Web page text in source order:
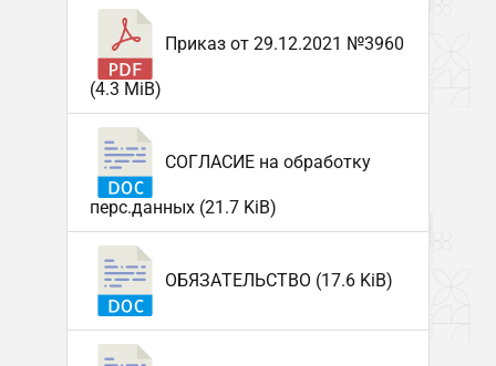
Приказ от 29.12.2021 №3960
(4.3 MiB)
СОГЛАСИЕ на обработку
перс.данных (21.7 KiB)
ОБЯЗАТЕЛЬСТВО (17.6 KiB)